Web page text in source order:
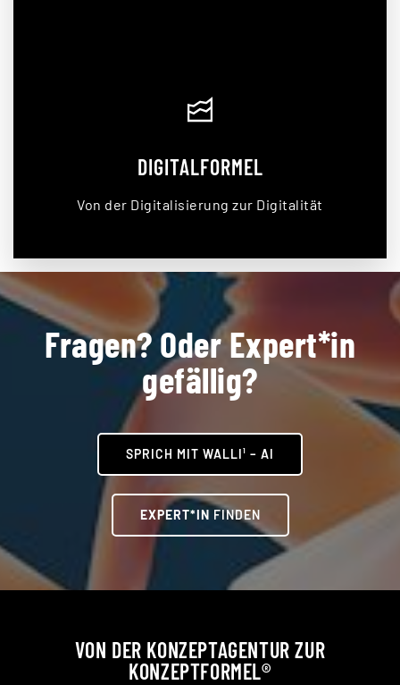
DIGITALFORMEL
Von der Digitalisierung zur Digitalität
Fragen? Oder Expert*in
gefällig?
SPRICH MIT WALLI¹ – AI
EXPERT*IN FINDEN
VON DER KONZEPTAGENTUR ZUR
KONZEPTFORMEL®